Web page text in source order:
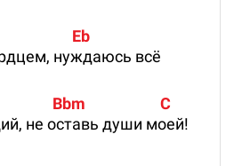
Eb
нуждаюсь всё
Bbm                     C
не оставь души моей!